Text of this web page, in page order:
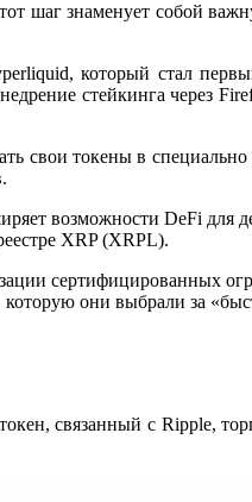
шаг знаменует собой
, который стал
стейкинга через
свои токены в
возможности DeFi для
XRP (XRPL).
сертифицированных
они выбрали за
связанный с Ripple,